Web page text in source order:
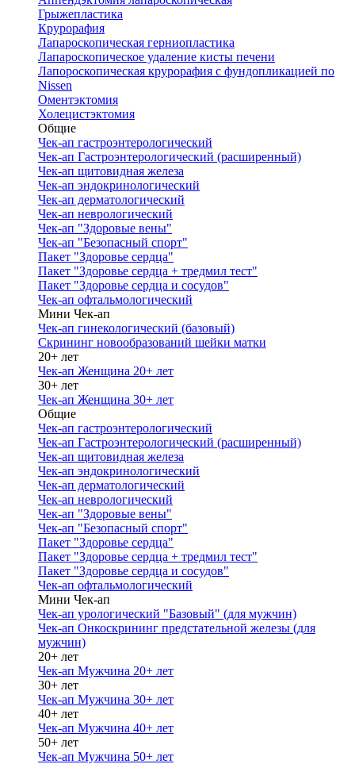
Грыжепластика
Крурорафия
Лапароскопическая герниопластика
Лапароскопическое удаление кисты печени
Лапороскопическая крурорафия с фундопликацией по
Nissen
Оментэктомия
Холецистэктомия
Общие
Чек-ап гастроэнтерологический
Чек-ап Гастроэнтерологический (расширенный)
Чек-ап щитовидная железа
Чек-ап эндокринологический
Чек-ап дерматологический
Чек-ап неврологический
Чек-ап "Здоровые вены"
Чек-ап "Безопасный спорт"
Пакет "Здоровье сердца"
Пакет "Здоровье сердца + тредмил тест"
Пакет "Здоровье сердца и сосудов"
Чек-ап офтальмологический
Мини Чек-ап
Чек-ап гинекологический (базовый)
Скрининг новообразований шейки матки
20+ лет
Чек-ап Женщина 20+ лет
30+ лет
Чек-ап Женщина 30+ лет
Общие
Чек-ап гастроэнтерологический
Чек-ап Гастроэнтерологический (расширенный)
Чек-ап щитовидная железа
Чек-ап эндокринологический
Чек-ап дерматологический
Чек-ап неврологический
Чек-ап "Здоровые вены"
Чек-ап "Безопасный спорт"
Пакет "Здоровье сердца"
Пакет "Здоровье сердца + тредмил тест"
Пакет "Здоровье сердца и сосудов"
Чек-ап офтальмологический
Мини Чек-ап
Чек-ап урологический "Базовый" (для мужчин)
Чек-ап Онкоскрининг предстательной железы (для
мужчин)
20+ лет
Чек-ап Мужчина 20+ лет
30+ лет
Чек-ап Мужчина 30+ лет
40+ лет
Чек-ап Мужчина 40+ лет
50+ лет
Чек-ап Мужчина 50+ лет